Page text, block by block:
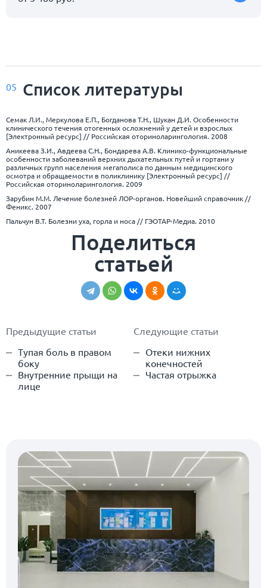
05 Список литературы
Семак Л.И., Меркулова Е.П., Богданова Т.Н., Шукан Д.И. Особенности
клинического течения отогенных осложнений у детей и взрослых
[Электронный ресурс] // Российская оториноларингология. 2008
Аникеева З.И., Авдеева С.Н., Бондарева А.В. Клинико-функциональные
особенности заболеваний верхних дыхательных путей и гортани у
различных групп населения мегаполиса по данным медицинского
осмотра и обращаемости в поликлинику [Электронный ресурс] //
Российская оториноларингология. 2009
Зарубин М.М. Лечение болезней ЛОР-органов. Новейший справочник //
Феникс. 2007
Пальчун В.Т. Болезни уха, горла и носа // ГЭОТАР-Медиа. 2010
Поделиться
статьей
Предыдущие статьи
Тупая боль в правом
боку
Внутренние прыщи на
лице
Следующие статьи
Отеки нижних
конечностей
Частая отрыжка